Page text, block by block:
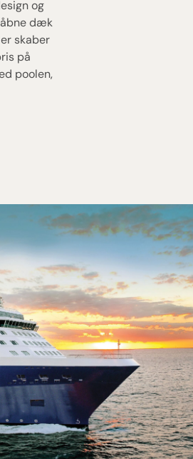
og
åbne dæk
skaber
på
poolen,